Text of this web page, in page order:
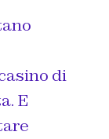
di
E